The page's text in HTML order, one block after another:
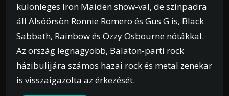
különleges Iron Maiden show-val, de színpadra
áll Alsóörsön Ronnie Romero és Gus G is, Black
Sabbath, Rainbow és Ozzy Osbourne nótákkal.
Az ország legnagyobb, Balaton-parti rock
házibulijára számos hazai rock és metal zenekar
is visszaigazolta az érkezését.